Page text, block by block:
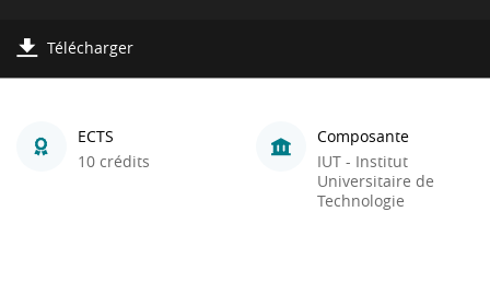
Télécharger
ECTS
10 crédits
Composante
IUT - Institut
Universitaire de
Technologie